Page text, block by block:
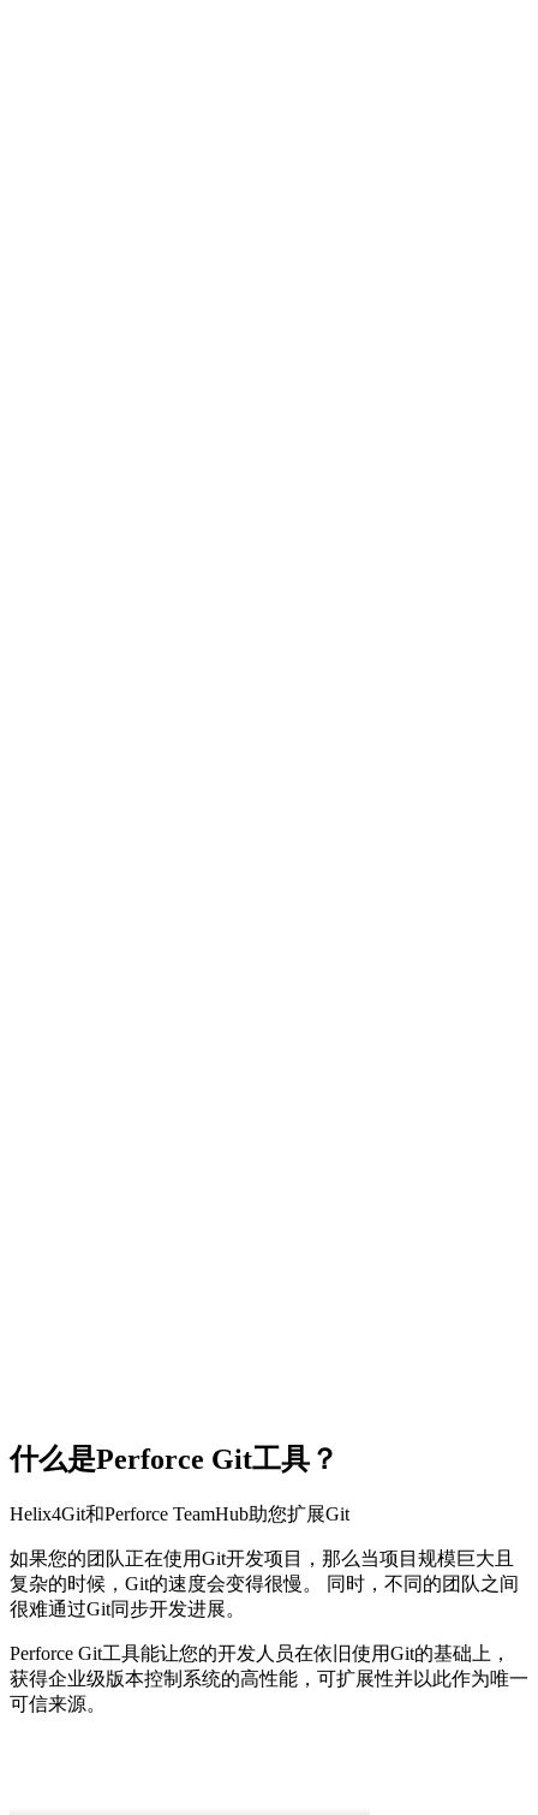
什么是Perforce Git工具？
Helix4Git和Perforce TeamHub助您扩展Git
如果您的团队正在使用Git开发项目，那么当项目规模巨大且
复杂的时候，Git的速度会变得很慢。 同时，不同的团队之间
很难通过Git同步开发进展。
Perforce Git工具能让您的开发人员在依旧使用Git的基础上，
获得企业级版本控制系统的高性能，可扩展性并以此作为唯一
可信来源。